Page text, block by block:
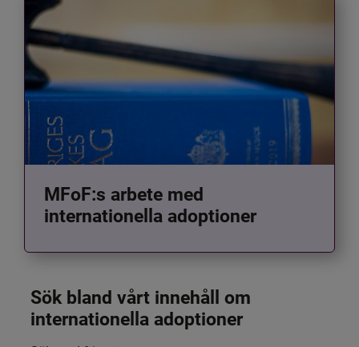
MFoF:s arbete med
internationella adoptioner
Sök bland vårt innehåll om
internationella adoptioner